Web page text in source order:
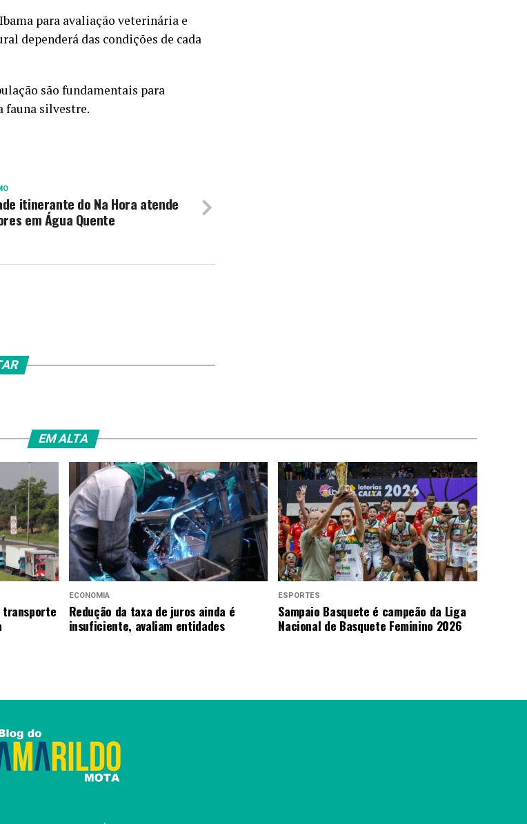
para avaliação veterinária e
dependerá das condições de cada
são fundamentais para
fauna silvestre.
itinerante do Na Hora atende
em Água Quente
EM ALTA
ECONOMIA
Redução da taxa de juros ainda é
insuficiente, avaliam entidades
ESPORTES
Sampaio Basquete é campeão da Liga
Nacional de Basquete Feminino 2026